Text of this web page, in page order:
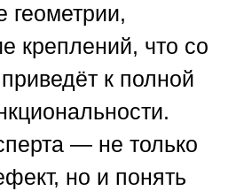
геометрии,
креплений, что со
к полной
— не только
но и понять